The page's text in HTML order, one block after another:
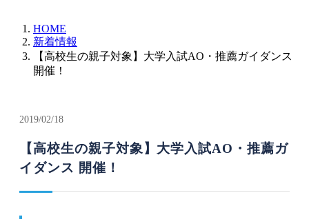
HOME
新着情報
【高校生の親子対象】大学入試AO・推薦ガイダンス
開催！
2019/02/18
【高校生の親子対象】大学入試AO・推薦ガ
イダンス 開催！